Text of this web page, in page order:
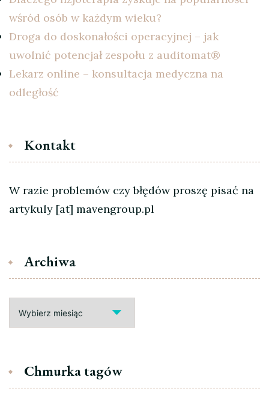
wśród osób w każdym wieku?
Droga do doskonałości operacyjnej – jak
uwolnić potencjał zespołu z auditomat®
Lekarz online – konsultacja medyczna na
odległość
Kontakt
W razie problemów czy błędów proszę pisać na
artykuly [at] mavengroup.pl
Archiwa
Chmurka tagów